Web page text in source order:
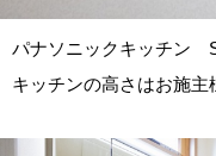
パナソニックキッチン
キッチンの高さはお施主